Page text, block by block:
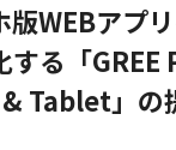
版WEBアプ
する「
Tablet」の